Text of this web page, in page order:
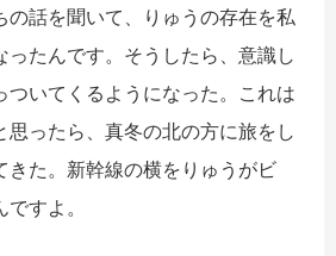
話を聞いて、りゅうの存在を私
ったんです。そうしたら、意識し
ついてくるようになった。これは
思ったら、真冬の北の方に旅をし
きた。新幹線の横をりゅうがビ
すよ。